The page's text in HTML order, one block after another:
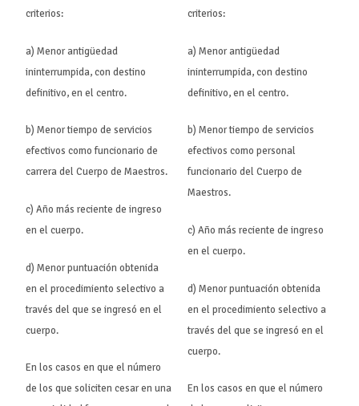
criterios:
a) Menor antigüedad
ininterrumpida, con destino
definitivo, en el centro.
b) Menor tiempo de servicios
efectivos como funcionario de
carrera del Cuerpo de Maestros.
c) Año más reciente de ingreso
en el cuerpo.
d) Menor puntuación obtenida
en el procedimiento selectivo a
través del que se ingresó en el
cuerpo.
En los casos en que el número
de los que soliciten cesar en una
criterios:
a) Menor antigüedad
ininterrumpida, con destino
definitivo, en el centro.
b) Menor tiempo de servicios
efectivos como personal
funcionario del Cuerpo de
Maestros.
c) Año más reciente de ingreso
en el cuerpo.
d) Menor puntuación obtenida
en el procedimiento selectivo a
través del que se ingresó en el
cuerpo.
En los casos en que el número